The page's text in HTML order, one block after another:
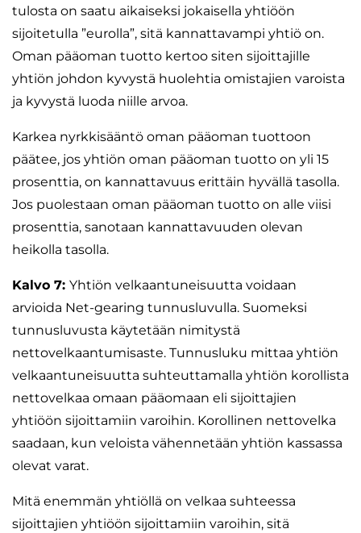
tulosta on saatu aikaiseksi jokaisella yhtiöön
sijoitetulla ”eurolla”, sitä kannattavampi yhtiö on.
Oman pääoman tuotto kertoo siten sijoittajille
yhtiön johdon kyvystä huolehtia omistajien varoista
ja kyvystä luoda niille arvoa.
Karkea nyrkkisääntö oman pääoman tuottoon
päätee, jos yhtiön oman pääoman tuotto on yli 15
prosenttia, on kannattavuus erittäin hyvällä tasolla.
Jos puolestaan oman pääoman tuotto on alle viisi
prosenttia, sanotaan kannattavuuden olevan
heikolla tasolla.
Kalvo 7: Yhtiön velkaantuneisuutta voidaan
arvioida Net-gearing tunnusluvulla. Suomeksi
tunnusluvusta käytetään nimitystä
nettovelkaantumisaste. Tunnusluku mittaa yhtiön
velkaantuneisuutta suhteuttamalla yhtiön korollista
nettovelkaa omaan pääomaan eli sijoittajien
yhtiöön sijoittamiin varoihin. Korollinen nettovelka
saadaan, kun veloista vähennetään yhtiön kassassa
olevat varat.
Mitä enemmän yhtiöllä on velkaa suhteessa
sijoittajien yhtiöön sijoittamiin varoihin, sitä